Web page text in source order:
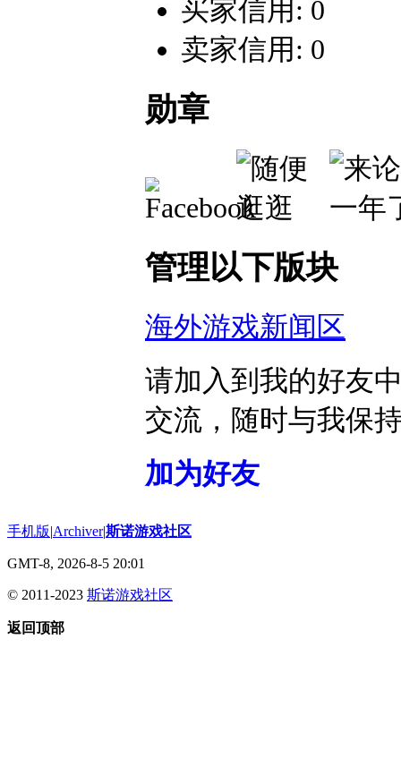
买家信用: 0
卖家信用: 0
勋章
管理以下版块
海外游戏新闻区
请加入到我的好友
交流，随时与我保
加为好友
手机版|Archiver|斯诺游戏社区
GMT-8, 2026-8-5 20:01
© 2011-2023 斯诺游戏社区
返回顶部